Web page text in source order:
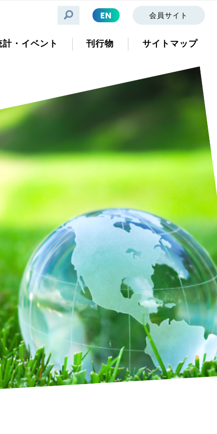
EN 会員サイト
・イベント 刊行物 サイトマップ